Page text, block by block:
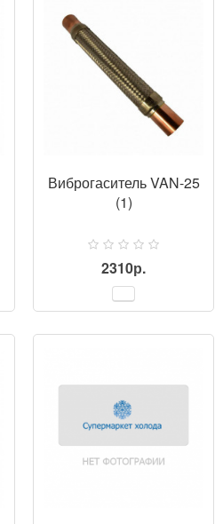
Виброгаситель VAN-25
(1)
2310р.